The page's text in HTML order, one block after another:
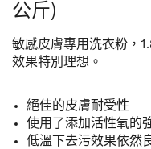
公斤)
敏感皮膚專用洗衣粉，
效果特別理想。
絕佳的皮膚耐受性
使用了添加活性氧的
低溫下去污效果依然